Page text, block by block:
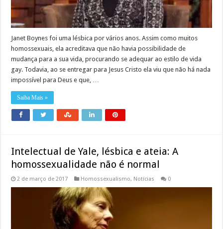
Janet Boynes foi uma lésbica por vários anos. Assim como muitos
homossexuais, ela acreditava que não havia possibilidade de
mudança para a sua vida, procurando se adequar ao estilo de vida
gay. Todavia, ao se entregar para Jesus Cristo ela viu que não há nada
impossível para Deus e que, …
Saiba Mais »
Intelectual de Yale, lésbica e ateia: A
homossexualidade não é normal
2 de março de 2017 Homossexualismo, Notícias 0